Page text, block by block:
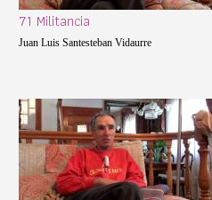
71 Militancia
Juan Luis Santesteban Vidaurre